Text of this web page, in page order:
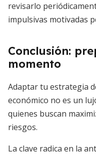
revisarlo
impulsivas motivadas
Conclusión:
momento
Adaptar tu estrategia
económico no es un
quienes buscan
riesgos.
La clave radica en la